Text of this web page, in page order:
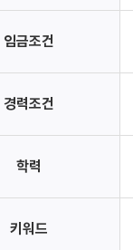
임금조건
경력조건
학력
키워드